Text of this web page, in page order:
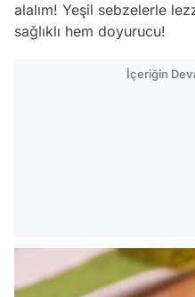
alalım! Yeşil sebzelerle
sağlıklı hem doyurucu!
İçeriğin